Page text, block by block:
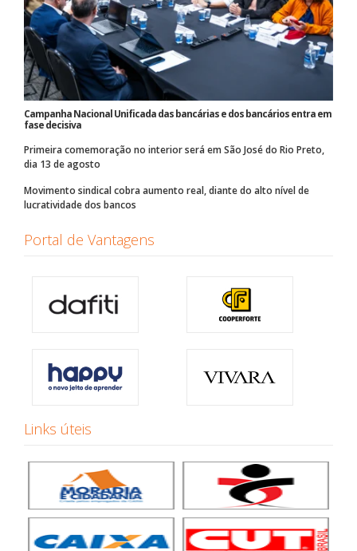
Campanha Nacional Unificada das bancárias e dos bancários entra em
fase decisiva
Primeira comemoração no interior será em São José do Rio Preto,
dia 13 de agosto
Movimento sindical cobra aumento real, diante do alto nível de
lucratividade dos bancos
Portal de Vantagens
Links úteis